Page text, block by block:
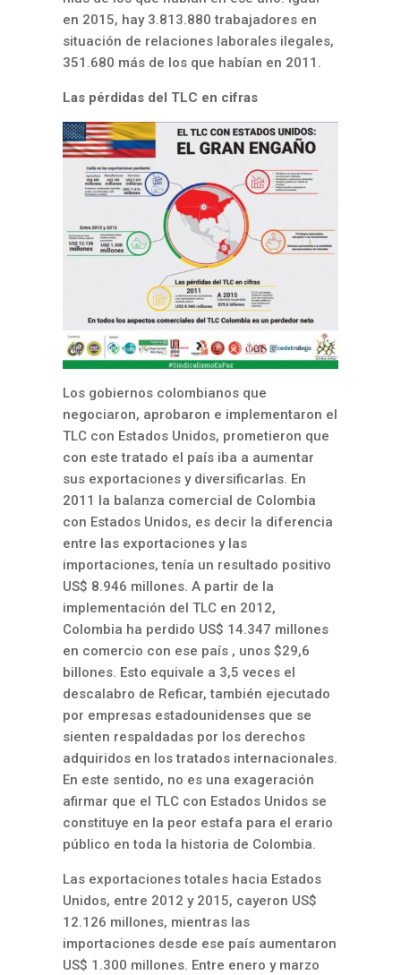
en 2015, hay 3.813.880 trabajadores en
situación de relaciones laborales ilegales,
351.680 más de los que habían en 2011.
Las pérdidas del TLC en cifras
Los gobiernos colombianos que
negociaron, aprobaron e implementaron el
TLC con Estados Unidos, prometieron que
con este tratado el país iba a aumentar
sus exportaciones y diversificarlas. En
2011 la balanza comercial de Colombia
con Estados Unidos, es decir la diferencia
entre las exportaciones y las
importaciones, tenía un resultado positivo
US$ 8.946 millones. A partir de la
implementación del TLC en 2012,
Colombia ha perdido US$ 14.347 millones
en comercio con ese país , unos $29,6
billones. Esto equivale a 3,5 veces el
descalabro de Reficar, también ejecutado
por empresas estadounidenses que se
sienten respaldadas por los derechos
adquiridos en los tratados internacionales.
En este sentido, no es una exageración
afirmar que el TLC con Estados Unidos se
constituye en la peor estafa para el erario
público en toda la historia de Colombia.
Las exportaciones totales hacia Estados
Unidos, entre 2012 y 2015, cayeron US$
12.126 millones, mientras las
importaciones desde ese país aumentaron
US$ 1.300 millones. Entre enero y marzo